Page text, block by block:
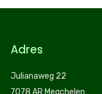
Adres
Julianaweg 22